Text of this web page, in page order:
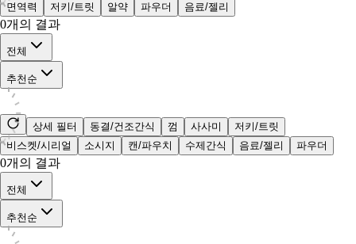
면역력
저키/트릿 알약 파우더 음료/젤리
0개의 결과
전체
추천순
상세 필터 동결/건조간식 껌 사사미
저키/트릿
비스켓/시리얼
소시지 캔/파우치 수제간식 음료/젤리 파우더
0개의 결과
전체
추천순